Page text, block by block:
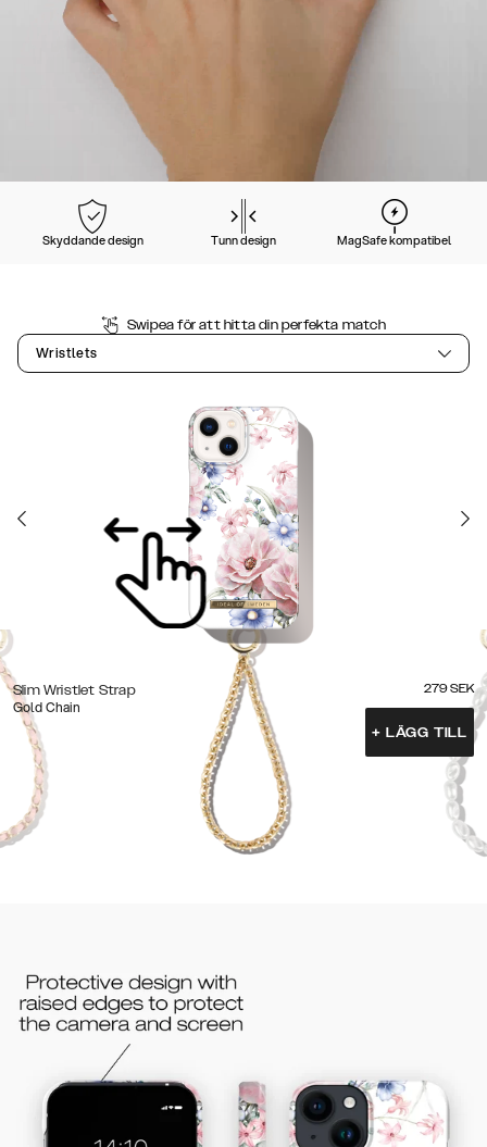
Skyddande design Tunn design MagSafe kompatibel
Swipea för att hitta din perfekta match
Wristlets
Slim Wristlet Strap
Gold Chain
279 SEK
+ LÄGG TILL